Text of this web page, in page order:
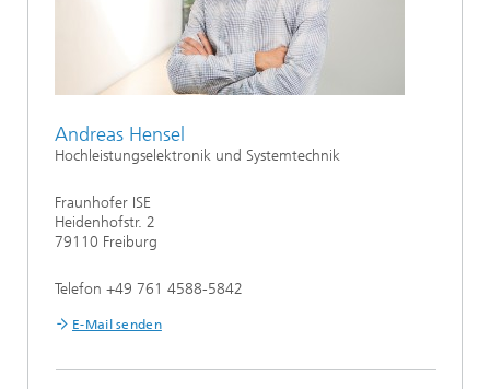
Andreas Hensel
Hochleistungselektronik und Systemtechnik
Fraunhofer ISE
Heidenhofstr. 2
79110 Freiburg
Telefon +49 761 4588-5842
E-Mail senden